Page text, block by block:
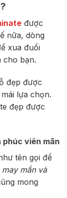
được
nữa, dòng
xua đuổi
cho bạn.
đẹp được
lựa chọn.
đẹp được
phúc viên mãn
tên gọi để
mắn và
mong